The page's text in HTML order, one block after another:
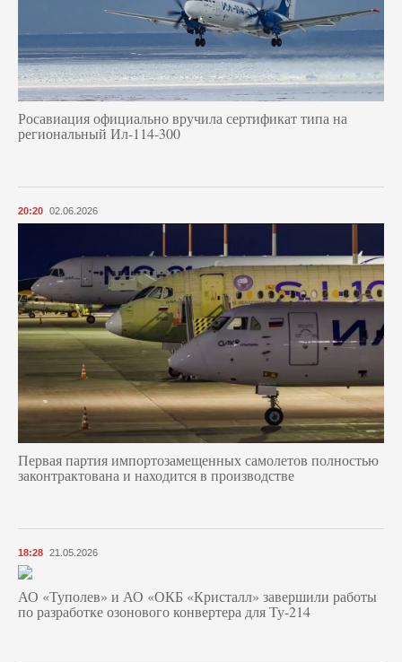
Росавиация официально вручила сертификат типа на
региональный Ил-114-300
20:20 02.06.2026
Первая партия импортозамещенных самолетов полностью
законтрактована и находится в производстве
18:28 21.05.2026
АО «Туполев» и АО «ОКБ «Кристалл» завершили работы
по разработке озонового конвертера для Ту-214